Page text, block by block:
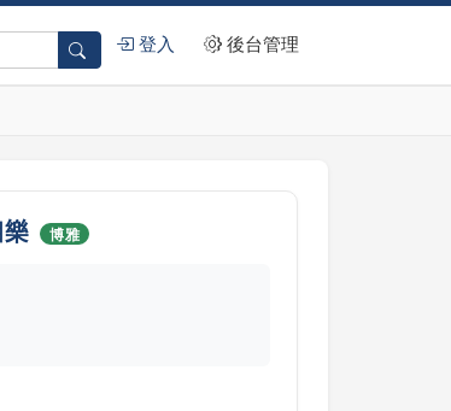
登入 後台管理
博雅